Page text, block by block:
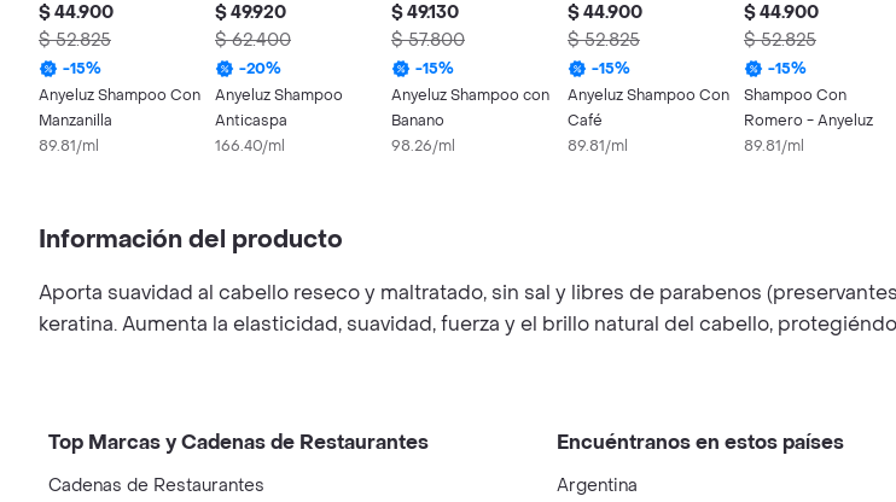
$ 44.900
$ 52.825
-15%
Anyeluz Shampoo Con
Manzanilla
89.81/ml
$ 49.920
$ 62.400
-20%
Anyeluz Shampoo
Anticaspa
166.40/ml
$ 49.130
$ 57.800
-15%
Anyeluz Shampoo con
Banano
98.26/ml
$ 44.900
$ 52.825
-15%
Anyeluz Shampoo Con
Café
89.81/ml
$ 44.900
$ 52.825
-15%
Shampoo Con
Romero - Anyeluz
89.81/ml
Información del producto
Aporta suavidad al cabello reseco y maltratado, sin sal y libres de parabenos
keratina. Aumenta la elasticidad, suavidad, fuerza y el brillo natural del cabello,
Top Marcas y Cadenas de Restaurantes
Cadenas de Restaurantes
Encuéntranos en estos países
Argentina